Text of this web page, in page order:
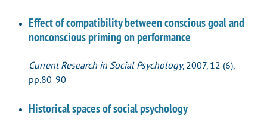
Effect of compatibility between conscious goal and
nonconscious priming on performance
Current Research in Social Psychology, 2007, 12 (6),
pp.80-90
Historical spaces of social psychology